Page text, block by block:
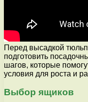
Перед высадкой
подготовить
шагов, которые
условия для роста и
Выбор ящиков